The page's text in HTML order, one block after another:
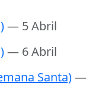
— 5 Abril
— 6 Abril
Santa)—